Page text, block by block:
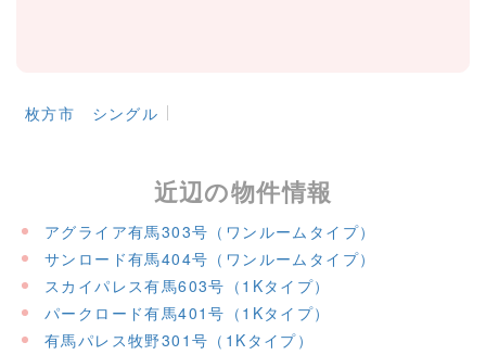
枚方市 シングル
近辺の物件情報
アグライア有馬303号（ワンルームタイプ）
サンロード有馬404号（ワンルームタイプ）
スカイパレス有馬603号（1Kタイプ）
パークロード有馬401号（1Kタイプ）
有馬パレス牧野301号（1Kタイプ）